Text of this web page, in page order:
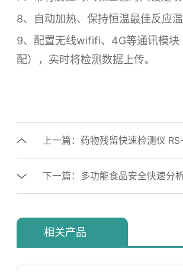
8、自动加热、保持恒温最佳反应温
9、配置无线wififi、4G等通讯模块
配），实时将检测数据上传。
上一篇：药物残留快速检测仪
下一篇：多功能食品安全快速分
相关产品